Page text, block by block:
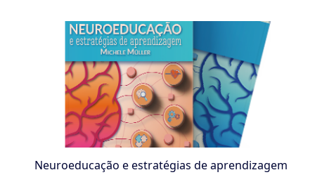
Neuroeducação e estratégias de aprendizagem